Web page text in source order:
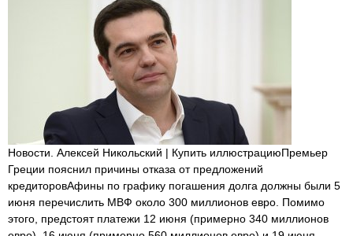
Новости. Алексей Никольский | Купить иллюстрациюПремьер
Греции пояснил причины отказа от предложений
кредиторовАфины по графику погашения долга должны были 5
июня перечислить МВФ около 300 миллионов евро. Помимо
этого, предстоят платежи 12 июня (примерно 340 миллионов